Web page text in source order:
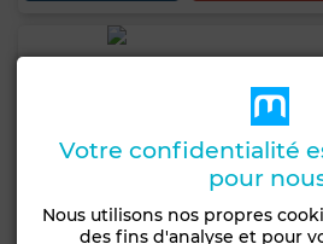
Votre confidentialité
pour
Nous utilisons nos propres
des fins d'analyse et pour